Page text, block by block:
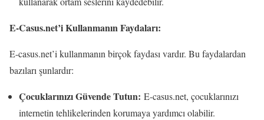
E-Casus.net’i Kullanmanın Faydaları:
E-casus.net’i kullanmanın birçok faydası vardır. Bu faydalardan
bazıları şunlardır:
Çocuklarınızı Güvende Tutun: E-casus.net, çocuklarınızı
internetin tehlikelerinden korumaya yardımcı olabilir.